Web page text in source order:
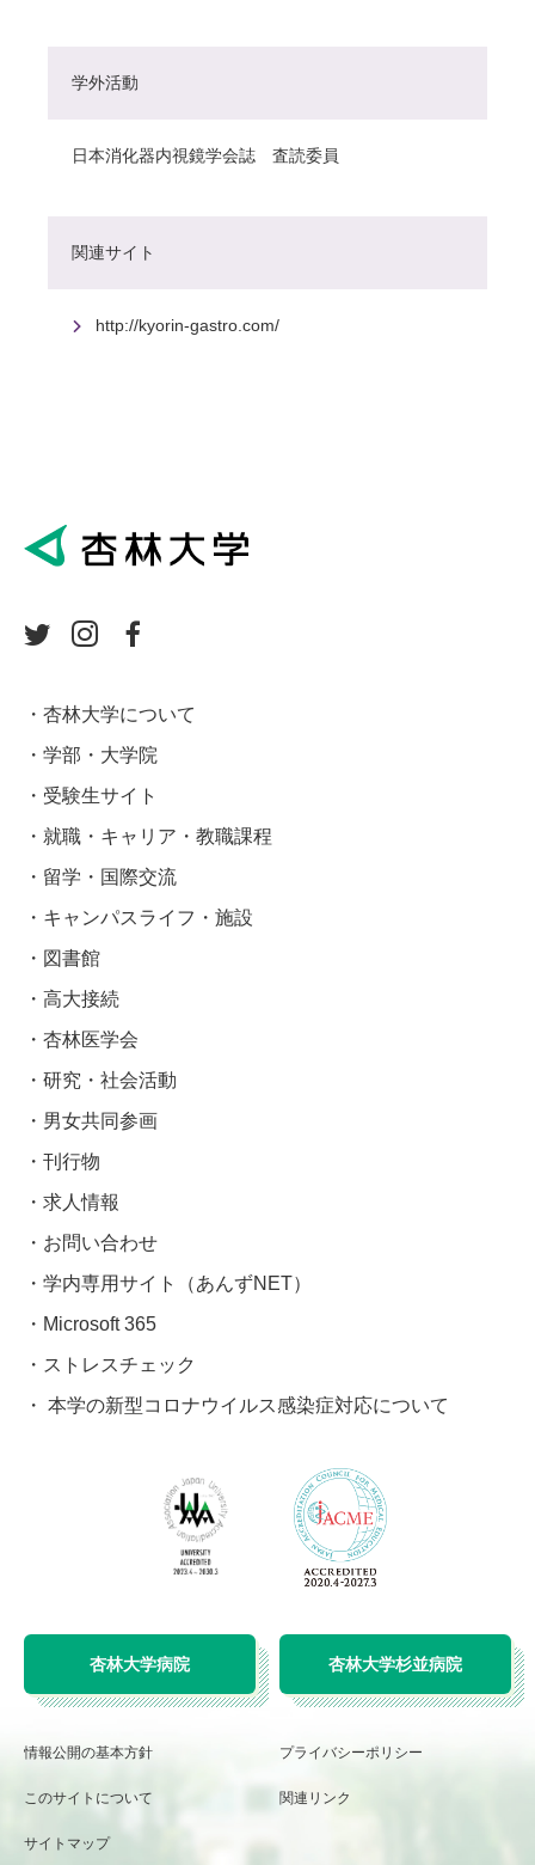
学外活動
日本消化器内視鏡学会誌 査読委員
関連サイト
http://kyorin-gastro.com/
杏林大学について
学部・大学院
受験生サイト
就職・キャリア・教職課程
留学・国際交流
キャンパスライフ・施設
図書館
高大接続
杏林医学会
研究・社会活動
男女共同参画
刊行物
求人情報
お問い合わせ
学内専用サイト（あんずNET）
Microsoft 365
ストレスチェック
本学の新型コロナウイルス感染症対応について
杏林大学病院 杏林大学杉並病院
情報公開の基本方針 プライバシーポリシー
このサイトについて 関連リンク
サイトマップ